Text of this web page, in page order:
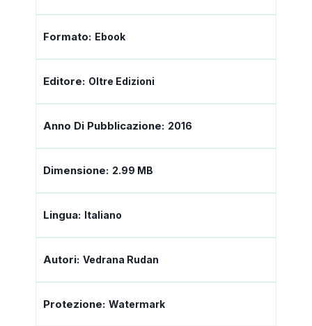
Formato: Ebook
Editore: Oltre Edizioni
Anno Di Pubblicazione: 2016
Dimensione: 2.99 MB
Lingua: Italiano
Autori: Vedrana Rudan
Protezione: Watermark